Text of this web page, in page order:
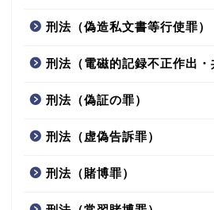
刑法（偽造私文書等行使罪）
刑法（電磁的記録不正作出・
刑法（偽証の罪）
刑法（虚偽告訴罪）
刑法（賭博罪）